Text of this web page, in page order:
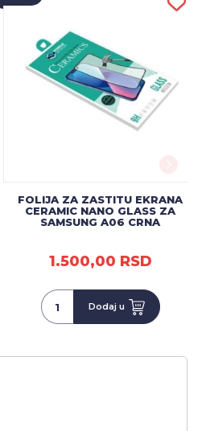
FOLIJA ZA ZASTITU EKRANA
CERAMIC NANO GLASS ZA
SAMSUNG A06 CRNA
1.500,00 RSD
Dodaj u